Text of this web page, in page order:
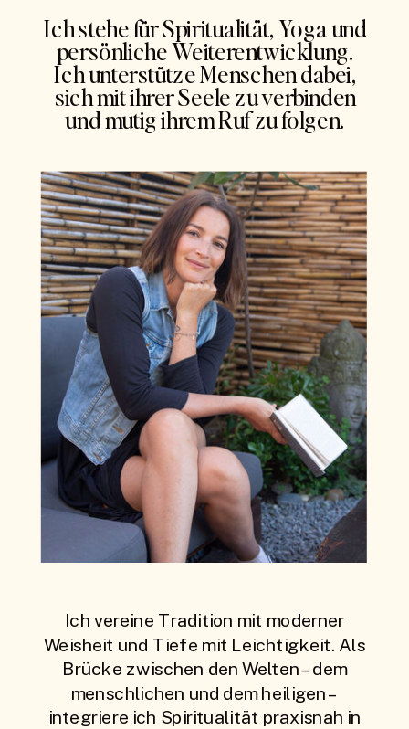
Ich vereine Tradition mit moderner
Weisheit und Tiefe mit Leichtigkeit. Als
Brücke zwischen den Welten – dem
menschlichen und dem heiligen –
integriere ich Spiritualität praxisnah in
Ich stehe für Spiritualität, Yoga und
persönliche Weiterentwicklung.
Ich unterstütze Menschen dabei,
sich mit ihrer Seele zu verbinden
und mutig ihrem Ruf zu folgen.